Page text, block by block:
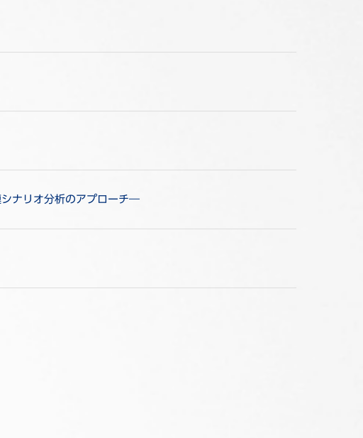
ナリオ分析のアプローチ―